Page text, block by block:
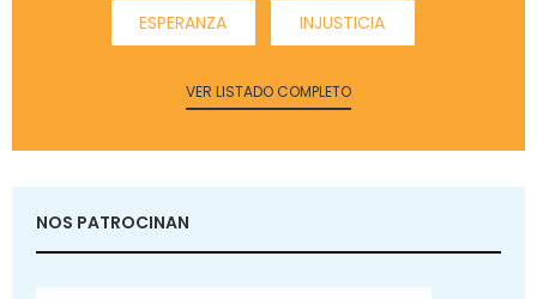
ESPERANZA INJUSTICIA
VER LISTADO COMPLETO
NOS PATROCINAN